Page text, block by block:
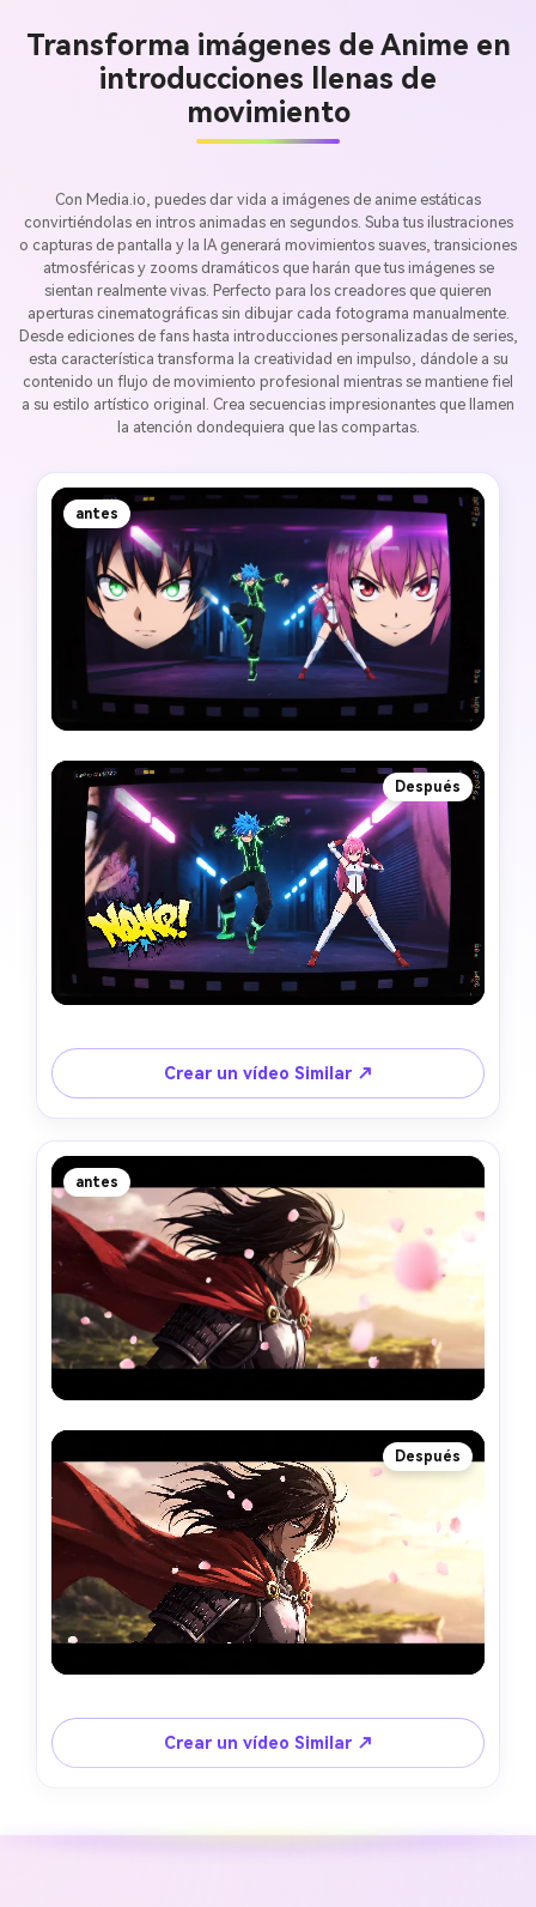
Transforma imágenes de Anime en
introducciones llenas de
movimiento
Con Media.io, puedes dar vida a imágenes de anime estáticas
convirtiéndolas en intros animadas en segundos. Suba tus ilustraciones
o capturas de pantalla y la IA generará movimientos suaves, transiciones
atmosféricas y zooms dramáticos que harán que tus imágenes se
sientan realmente vivas. Perfecto para los creadores que quieren
aperturas cinematográficas sin dibujar cada fotograma manualmente.
Desde ediciones de fans hasta introducciones personalizadas de series,
esta característica transforma la creatividad en impulso, dándole a su
contenido un flujo de movimiento profesional mientras se mantiene fiel
a su estilo artístico original. Crea secuencias impresionantes que llamen
la atención dondequiera que las compartas.
antes
Después
Crear un vídeo Similar ↗
antes
Después
Crear un vídeo Similar ↗